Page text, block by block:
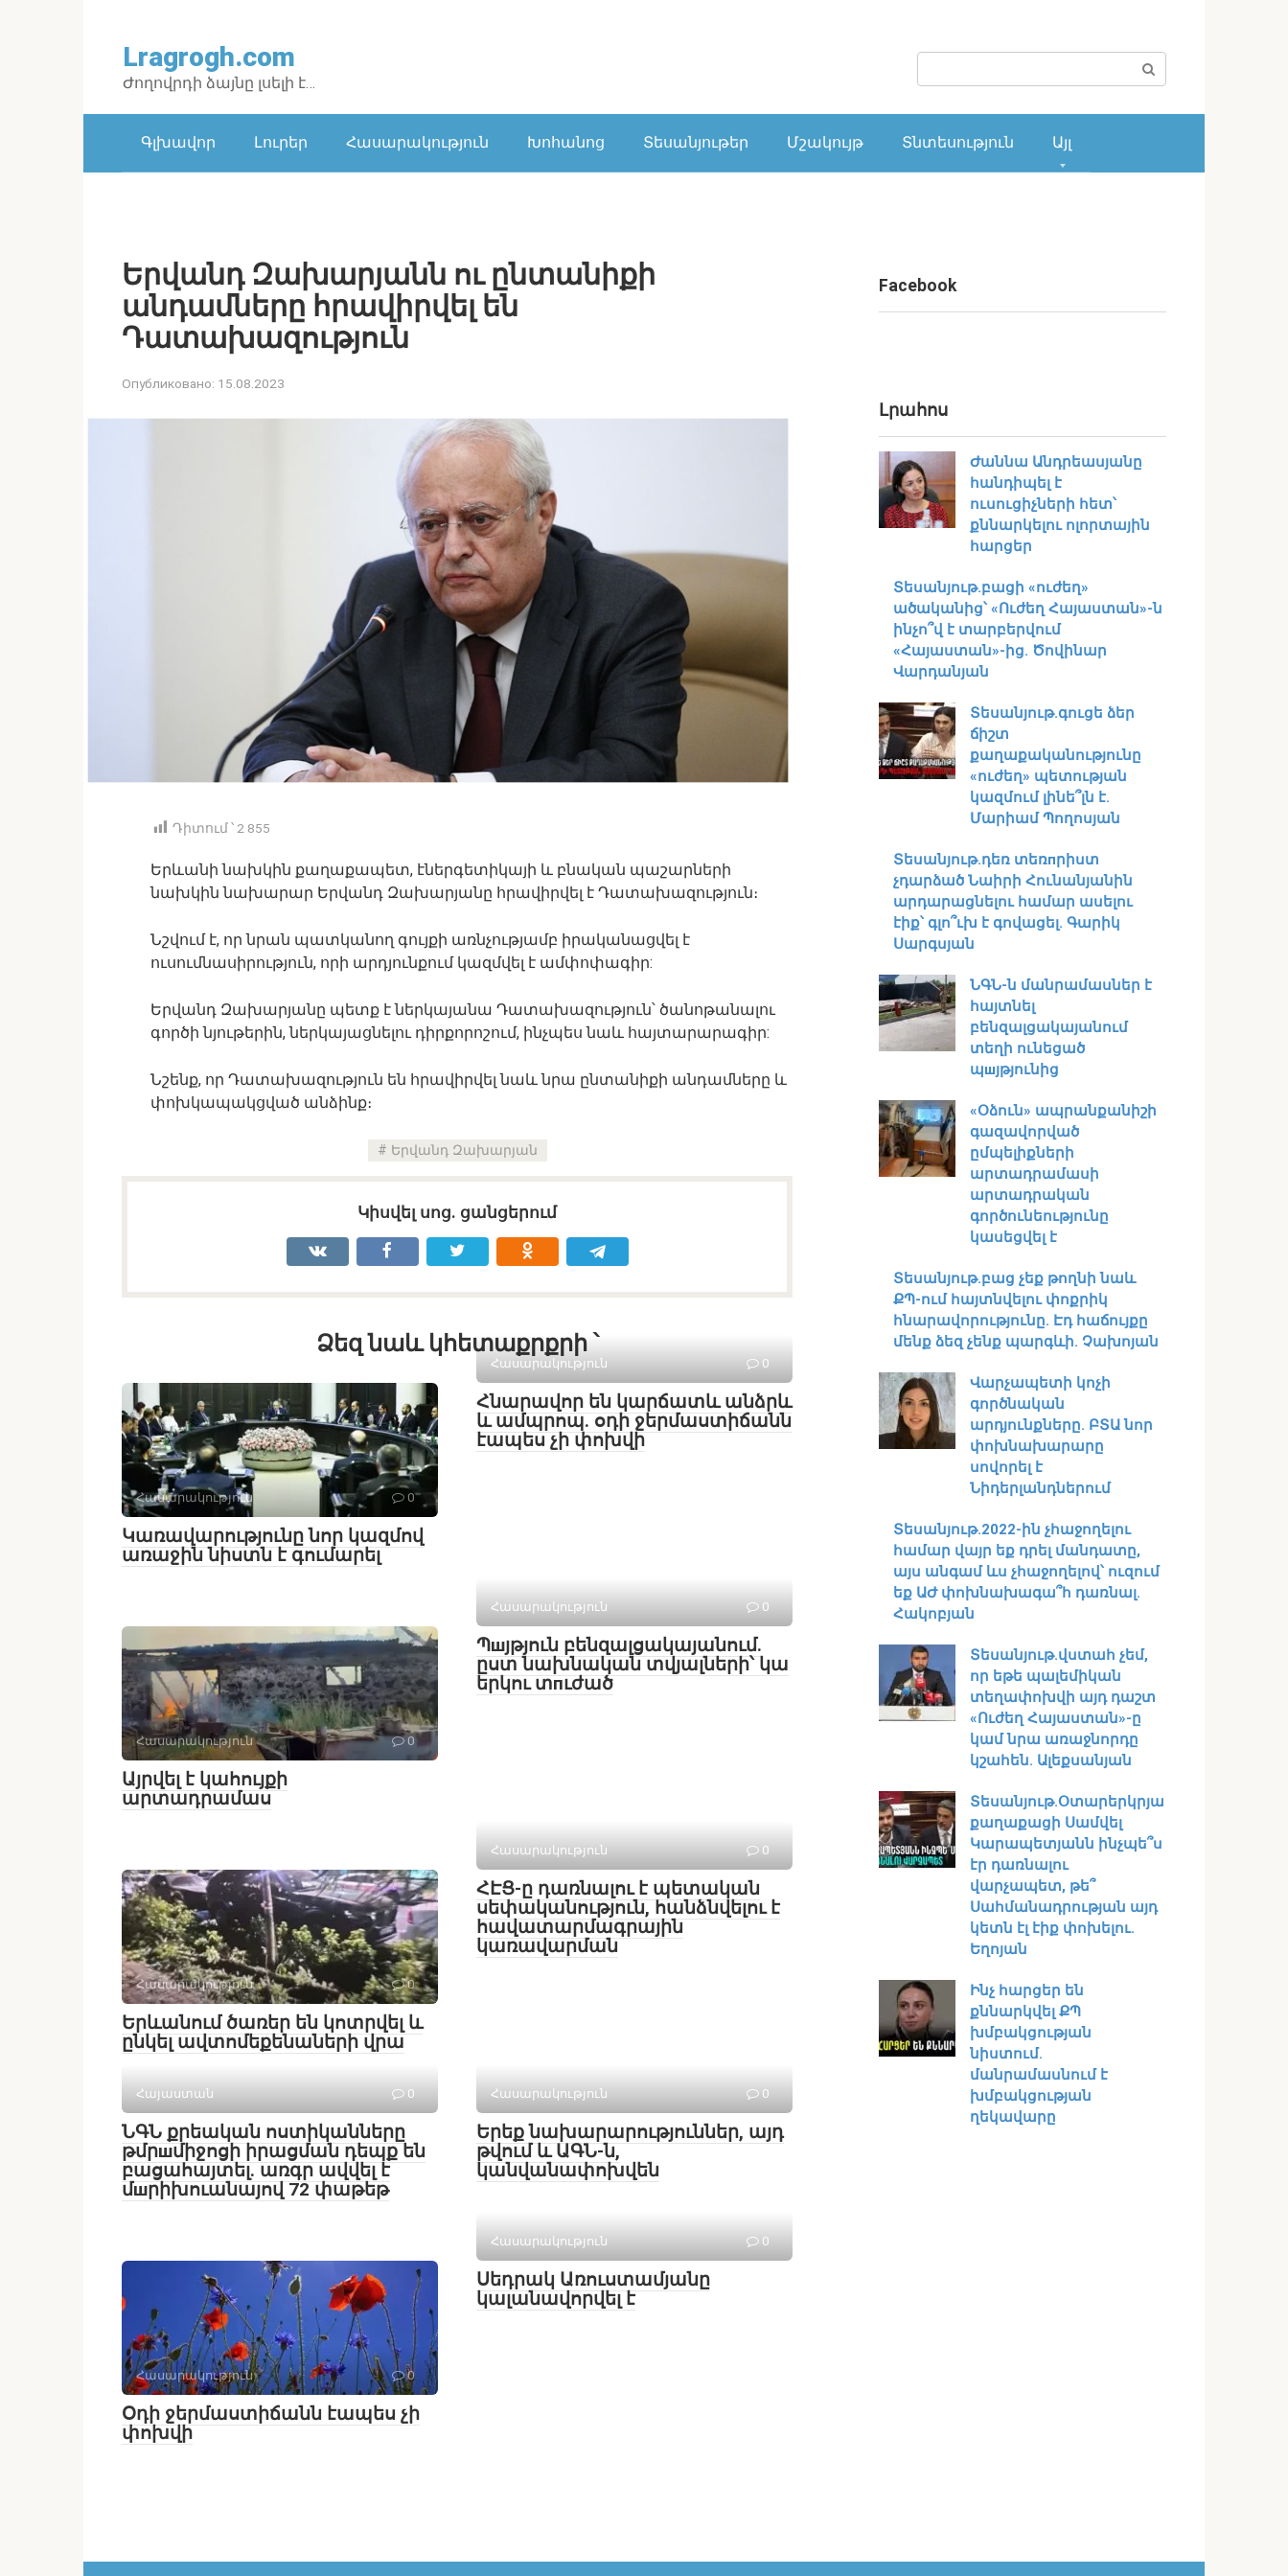
Lragrogh.com
Ժողովրդի ձայնը լսելի է…
Գլխավոր Լուրեր Հասարակություն Խոհանոց Տեսանյութեր Մշակույթ Տնտեսություն Այլ
Երվանդ Զախարյանն ու ընտանիքի
անդամները հրավիրվել են
Դատախազություն
Опубликовано: 15.08.2023
Դիտում ՝ 2 855
Երևանի նախկին քաղաքապետ, էներգետիկայի և բնական պաշարների
նախկին նախարար Երվանդ Զախարյանը հրավիրվել է Դատախազություն։
Նշվում է, որ նրան պատկանող գույքի առնչությամբ իրականացվել է
ուսումնասիրություն, որի արդյունքում կազմվել է ամփոփագիր:
Երվանդ Զախարյանը պետք է ներկայանա Դատախազություն՝ ծանոթանալու
գործի նյութերին, ներկայացնելու դիրքորոշում, ինչպես նաև հայտարարագիր:
Նշենք, որ Դատախազություն են հրավիրվել նաև նրա ընտանիքի անդամները և
փոխկապակցված անձինք։
Երվանդ Զախարյան
Կիսվել սոց․ ցանցերում
Ձեզ նաև կհետաքրքրի ՝
Հասարակություն 0
Կառավարությունը նոր կազմով
առաջին նիստն է գումարել
Հասարակություն 0
Հնարավոր են կարճատև անձրև
և ամպրոպ․ օդի ջերմաստիճանն
էապես չի փոխվի
Հասարակություն 0
Այրվել է կահույքի
արտադրամաս
Հասարակություն 0
Պшյթյուն բենզալցակայանում.
ըստ նախնական տվյալների՝ կա
երկու տпւժած
Հասարակություն 0
Երևանում ծառեր են կոտրվել և
ընկել ավտոմեքենաների վրա
Հասարակություն 0
ՀԷՑ-ը դառնալու է պետական
սեփականություն, հանձնվելու է
հավատարմագրային
կառավարման
Հայաստան 0
ՆԳՆ քրեական ոստիկանները
թմրшմիջոցի իրացման դեպք են
բացահայտել․ առգր ավվել է
մшրիխուանայով 72 փաթեթ
Հասարակություն 0
Երեք նախարարություններ, այդ
թվում և ԱԳՆ-ն,
կանվանափոխվեն
Հասարակություն 0
Օդի ջերմաստիճանն էապես չի
փոխվի
Հասարակություն 0
Սեդրակ Առուստամյանը
կալանավորվել է
Facebook
Լրահոս
Ժաննա Անդրեասյանը
հանդիպել է
ուսուցիչների հետ՝
քննարկելու ոլորտային
հարցեր
Տեսանյութ․բացի «ուժեղ»
ածականից՝ «Ուժեղ Հայաստան»-ն
ինչո՞վ է տարբերվում
«Հայաստան»-ից. Ծովինար
Վարդանյան
Տեսանյութ․գուցե ձեր
ճիշտ
քաղաքականությունը
«ուժեղ» պետության
կազմում լինե՞լն է.
Մարիամ Պողոսյան
Տեսանյութ․դեռ տեռпրիստ
չդարձած Նաիրի Հունանյանին
արդարացնելու համար ասելու
էիք՝ գլո՞ւխ է գովացել. Գարիկ
Սարգսյան
ՆԳՆ-ն մանրամասներ է
հայտնել
բենզալցակայանում
տեղի ունեցած
պшյթյունից
«Օձուն» ապրանքանիշի
գազավորված
ըմպելիքների
արտադրամասի
արտադրական
գործունեությունը
կասեցվել է
Տեսանյութ․բաց չեք թողնի նաև
ՔՊ-ում հայտնվելու փոքրիկ
հնարավորությունը. Էդ հաճույքը
մենք ձեզ չենք պարգևի. Չախոյան
Վարչապետի կոչի
գործնական
արդյունքները. ԲՏԱ նոր
փոխնախարարը
սովորել է
Նիդերլանդներում
Տեսանյութ․2022-ին չհաջողելու
համար վայր եք դրել մանդատը,
այս անգամ ևս չհաջողելով՝ ուզում
եք ԱԺ փոխնախագա՞հ դառնալ.
Հակոբյան
Տեսանյութ․վստահ չեմ,
որ եթե պալեմիկան
տեղափոխվի այդ դաշտ
«Ուժեղ Հայաստան»-ը
կամ նրա առաջնորդը
կշահեն․ Ալեքսանյան
Տեսանյութ․Օտարերկրյա
քաղաքացի Սամվել
Կարապետյանն ինչպե՞ս
էր դառնալու
վարչապետ, թե՞
Սահմանադրության այդ
կետն էլ էիք փոխելու.
Եղոյան
Ինչ հարցեր են
քննարկվել ՔՊ
խմբակցության
նիստում․
մանրամասնում է
խմբակցության
ղեկավարը